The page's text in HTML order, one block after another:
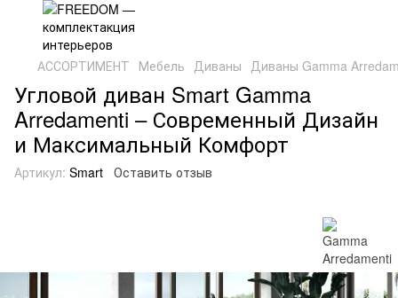
АССОРТИМЕНТ Мебель Диваны Диваны Gamma
Угловой диван Smart Gamma
Arredamenti – Современный Дизайн
и Максимальный Комфорт
Артикул: Smart Оставить отзыв